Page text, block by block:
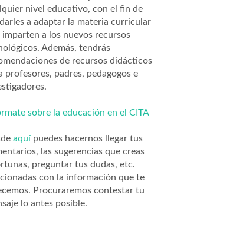
nivel educativo, con el fin de
a adaptar la materia curricular
imparten a los nuevos recursos
Además, tendrás
de recursos didácticos
profesores, padres, pedagogos e
sobre la educación en el CITA
aquí puedes hacernos llegar tus
las sugerencias que creas
preguntar tus dudas, etc.
con la información que te
Procuraremos contestar tu
lo antes posible.